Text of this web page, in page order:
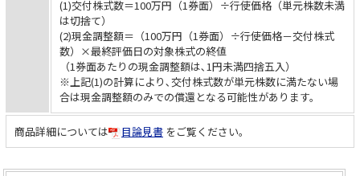
(1)交付株式数＝100万円（1券面）÷行使価格（単元株数未満
は切捨て）
(2)現金調整額＝（100万円（1券面）÷行使価格－交付株式
数）×最終評価日の対象株式の終値
（1券面あたりの現金調整額は､1円未満四捨五入）
※上記(1)の計算により､交付株式数が単元株数に満たない場
合は現金調整額のみでの償還となる可能性があります。
商品詳細については 目論見書 をご覧ください。